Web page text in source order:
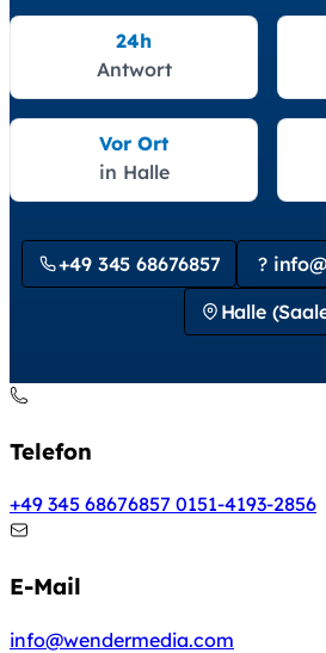
24h
Antwort
Vor Ort
in Halle
+49 345 68676857 ?
Halle
Kontaktmöglichkeiten
Telefon
+49 345 68676857 0151-4193-2856
E-Mail
info@wendermedia.com